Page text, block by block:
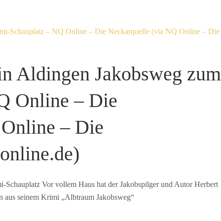
Aldingen Jakobsweg zum
Online – Die
– Die
Vor vollem Haus hat der Jakobspilger und Autor Herbert
aus seinem Krimi „Albtraum Jakobsweg“